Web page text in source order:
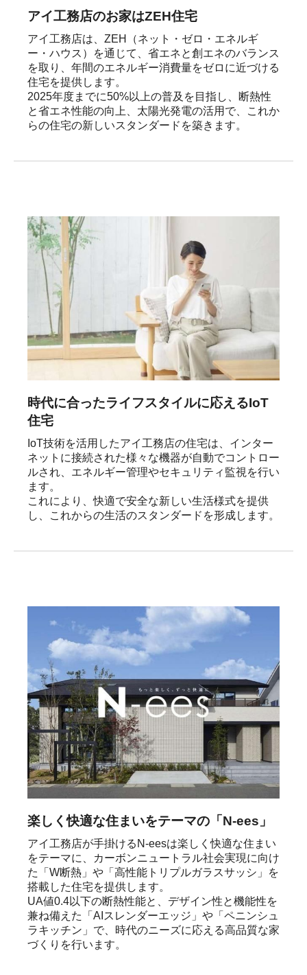
アイ工務店のお家はZEH住宅
アイ工務店は、ZEH（ネット・ゼロ・エネルギ
ー・ハウス）を通じて、省エネと創エネのバランス
を取り、年間のエネルギー消費量をゼロに近づける
住宅を提供します。
2025年度までに50%以上の普及を目指し、断熱性
と省エネ性能の向上、太陽光発電の活用で、これか
らの住宅の新しいスタンダードを築きます。
時代に合ったライフスタイルに応えるIoT
住宅
IoT技術を活用したアイ工務店の住宅は、インター
ネットに接続された様々な機器が自動でコントロー
ルされ、エネルギー管理やセキュリティ監視を行い
ます。
これにより、快適で安全な新しい生活様式を提供
し、これからの生活のスタンダードを形成します。
楽しく快適な住まいをテーマの「N-ees」
アイ工務店が手掛けるN-eesは楽しく快適な住まい
をテーマに、カーボンニュートラル社会実現に向け
た「W断熱」や「高性能トリプルガラスサッシ」を
搭載した住宅を提供します。
UA値0.4以下の断熱性能と、デザイン性と機能性を
兼ね備えた「AIスレンダーエッジ」や「ペニンシュ
ラキッチン」で、時代のニーズに応える高品質な家
づくりを行います。